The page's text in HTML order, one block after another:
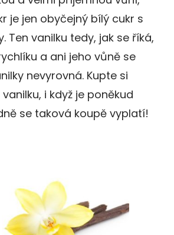
je jen obyčejný bílý cukr s
Ten vanilku tedy, jak se říká,
a ani jeho vůně se
nevyrovná. Kupte si
i když je poněkud
se taková koupě vyplatí!